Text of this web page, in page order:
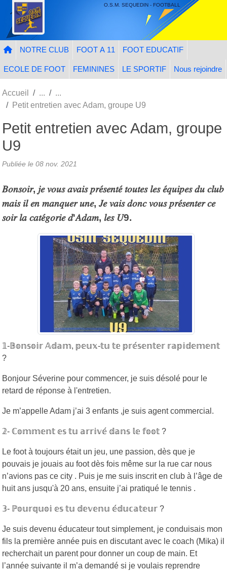
O.S.M. SEQUEDIN - FOOTBALL
NOTRE CLUB FOOT A 11 FOOT EDUCATIF
ECOLE DE FOOT FEMININES LE SPORTIF Nous rejoindre
Accueil
Petit entretien avec Adam, groupe U9
Petit entretien avec Adam, groupe
U9
Publiée le 08 nov. 2021
𝐵𝑜𝑛𝑠𝑜𝑖𝑟, 𝑗𝑒 𝑣𝑜𝑢𝑠 𝑎𝑣𝑎𝑖𝑠 𝑝𝑟𝑒́𝑠𝑒𝑛𝑡𝑒́ 𝑡𝑜𝑢𝑡𝑒𝑠 𝑙𝑒𝑠 𝑒́𝑞𝑢𝑖𝑝𝑒𝑠 𝑑𝑢 𝑐𝑙𝑢𝑏
𝑚𝑎𝑖𝑠 𝑖𝑙 𝑒𝑛 𝑚𝑎𝑛𝑞𝑢𝑒𝑟 𝑢𝑛𝑒, 𝐽𝑒 𝑣𝑎𝑖𝑠 𝑑𝑜𝑛𝑐 𝑣𝑜𝑢𝑠 𝑝𝑟𝑒́𝑠𝑒𝑛𝑡𝑒𝑟 𝑐𝑒
𝑠𝑜𝑖𝑟 𝑙𝑎 𝑐𝑎𝑡𝑒́𝑔𝑜𝑟𝑖𝑒 𝑑'𝐴𝑑𝑎𝑚, 𝑙𝑒𝑠 𝑈9.
𝟙-𝔹𝕠𝕟𝕤𝕠𝕚𝕣 𝔸𝕕𝕒𝕞, 𝕡𝕖𝕦𝕩-𝕥𝕦 𝕥𝕖 𝕡𝕣𝕖́𝕤𝕖𝕟𝕥𝕖𝕣 𝕣𝕒𝕡𝕚𝕕𝕖𝕞𝕖𝕟𝕥
?
Bonjour Séverine pour commencer, je suis désolé pour le
retard de réponse à l'entretien.
Je m’appelle Adam j’ai 3 enfants ,je suis agent commercial.
𝟚- ℂ𝕠𝕞𝕞𝕖𝕟𝕥 𝕖𝕤 𝕥𝕦 𝕒𝕣𝕣𝕚𝕧𝕖́ 𝕕𝕒𝕟𝕤 𝕝𝕖 𝕗𝕠𝕠𝕥 ?
Le foot à toujours était un jeu, une passion, dès que je
pouvais je jouais au foot dès fois même sur la rue car nous
n’avions pas ce city . Puis je me suis inscrit en club à l’âge de
huit ans jusqu'à 20 ans, ensuite j’ai pratiqué le tennis .
𝟛- ℙ𝕠𝕦𝕣𝕢𝕦𝕠𝕚 𝕖𝕤 𝕥𝕦 𝕕𝕖𝕧𝕖𝕟𝕦 𝕖́𝕕𝕦𝕔𝕒𝕥𝕖𝕦𝕣 ?
Je suis devenu éducateur tout simplement, je conduisais mon
fils la première année puis en discutant avec le coach (Mika) il
recherchait un parent pour donner un coup de main. Et
l’année suivante il m’a demandé si je voulais reprendre
Panneau de gestion des cookies